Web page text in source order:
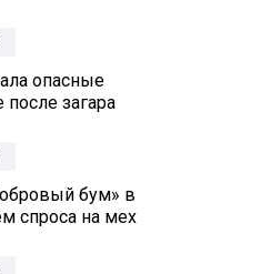
опасные
загара
бум» в
спроса на мех